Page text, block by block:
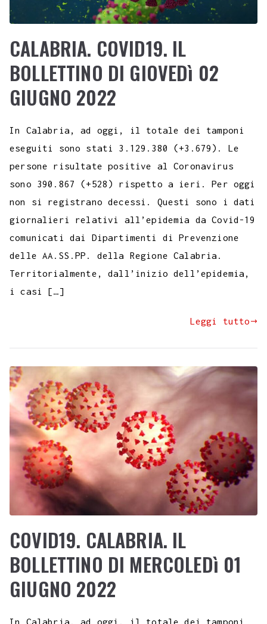
CALABRIA. COVID19. IL
BOLLETTINO DI GIOVEDì 02
GIUGNO 2022
In Calabria, ad oggi, il totale dei tamponi
eseguiti sono stati 3.129.380 (+3.679). Le
persone risultate positive al Coronavirus
sono 390.867 (+528) rispetto a ieri. Per oggi
non si registrano decessi. Questi sono i dati
giornalieri relativi all’epidemia da Covid-19
comunicati dai Dipartimenti di Prevenzione
delle AA.SS.PP. della Regione Calabria.
Territorialmente, dall’inizio dell’epidemia,
i casi […]
Leggi tutto
COVID19. CALABRIA. IL
BOLLETTINO DI MERCOLEDì 01
GIUGNO 2022
In Calabria, ad oggi, il totale dei tamponi